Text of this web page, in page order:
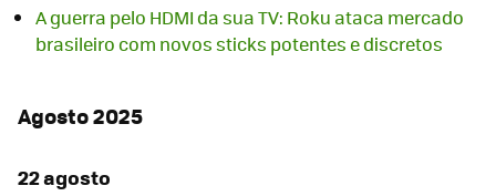
A guerra pelo HDMI da sua TV: Roku ataca mercado
brasileiro com novos sticks potentes e discretos
Agosto 2025
22 agosto